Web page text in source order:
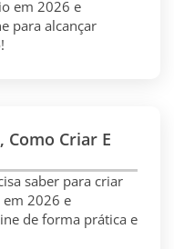
em 2026 e
para alcançar
Como Criar E
saber para criar
em 2026 e
de forma prática e